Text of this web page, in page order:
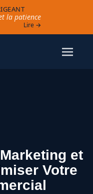
la patience
Lire →
et
Votre